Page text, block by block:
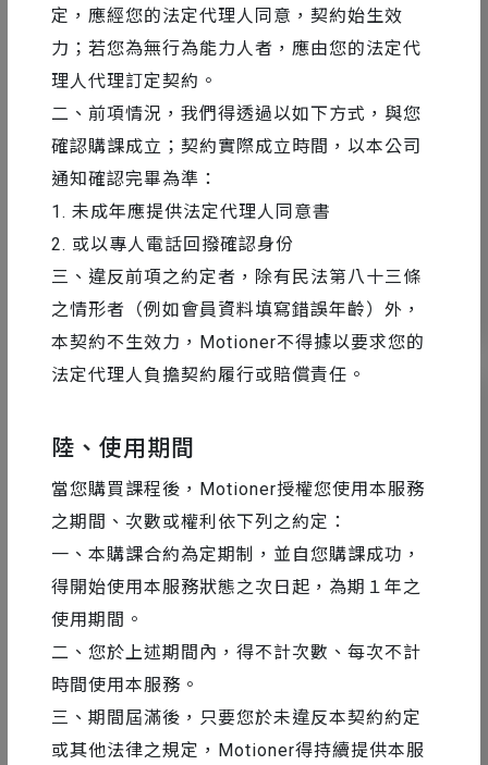
定，應經您的法定代理人同意，契約始生效
力；若您為無行為能力人者，應由您的法定代
理人代理訂定契約。
二、前項情況，我們得透過以如下方式，與您
確認購課成立；契約實際成立時間，以本公司
通知確認完畢為準：
1. 未成年應提供法定代理人同意書
2. 或以專人電話回撥確認身份
三、違反前項之約定者，除有民法第八十三條
之情形者（例如會員資料填寫錯誤年齡）外，
本契約不生效力，Motioner不得據以要求您的
法定代理人負擔契約履行或賠償責任。
陸、使用期間
當您購買課程後，Motioner授權您使用本服務
之期間、次數或權利依下列之約定：
一、本購課合約為定期制，並自您購課成功，
得開始使用本服務狀態之次日起，為期１年之
使用期間。
二、您於上述期間內，得不計次數、每次不計
時間使用本服務。
三、期間屆滿後，只要您於未違反本契約約定
或其他法律之規定，Motioner得持續提供本服
AE 教學 2018-03-06
AE 的外掛、腳本、Extension，各是什麼
意思？
28 38659
AE 教學 2018-03-02
如何用 After Effects 製作黏黏球（Meta
ball）效果